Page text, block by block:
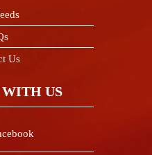
Us
US